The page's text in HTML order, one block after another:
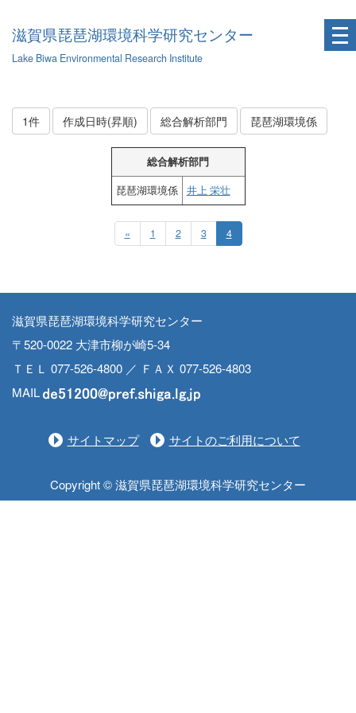
滋賀県琵琶湖環境科学研究センター
Lake Biwa Environmental Research Institute
1件 作成日時(昇順) 総合解析部門 琵琶湖環境係
総合解析部門
琵琶湖環境係
井上 栄壮
« 1 2 3 4
滋賀県琵琶湖環境科学研究センター
〒520-0022 大津市柳が崎5-34
ＴＥＬ 077-526-4800 ／ ＦＡＸ 077-526-4803
MAIL
サイトマップ サイトのご利用について
Copyright © 滋賀県琵琶湖環境科学研究センター